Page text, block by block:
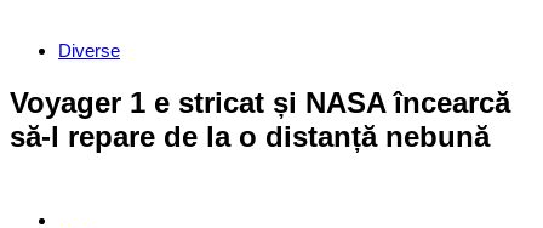
Categories
Diverse
Voyager 1 e stricat și NASA încearcă
să-l repare de la o distanță nebună